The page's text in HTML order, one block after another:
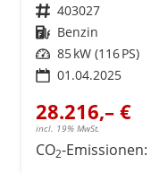
Fahrzeugnr. 403027
Kraftstoff Benzin
Leistung 85 kW (116 PS)
01.04.2025
28.216,– €
incl. 19% MwSt.
CO2-Emissionen: